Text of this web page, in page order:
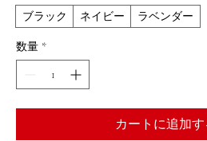
ブラック
ネイビー ラベンダー
数量 *
カートに追加す